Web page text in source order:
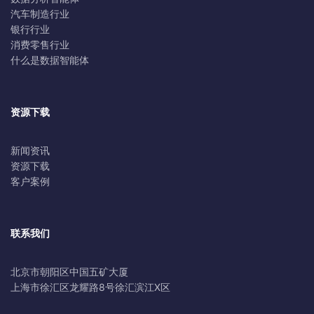
汽车制造行业
银行行业
消费零售行业
什么是数据智能体
资源下载
新闻资讯
资源下载
客户案例
联系我们
北京市朝阳区中国五矿大厦
上海市徐汇区龙耀路8号徐汇滨江X区